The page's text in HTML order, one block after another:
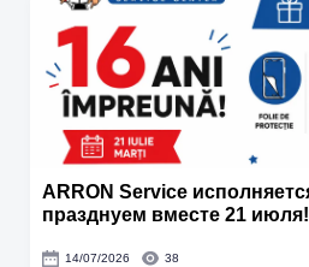
ARRON Service
празднуем вместе 21 июля!
14/07/2026 38